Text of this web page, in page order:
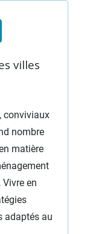
villes
conviviaux
nombre
matière
en
adaptés au